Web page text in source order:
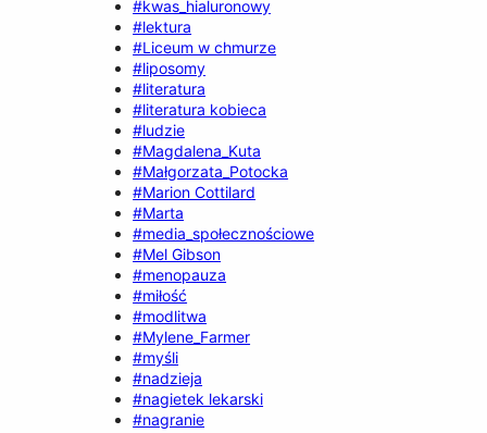
#kwas_hialuronowy
#lektura
#Liceum w chmurze
#liposomy
#literatura
#literatura kobieca
#ludzie
#Magdalena_Kuta
#Małgorzata_Potocka
#Marion Cottilard
#Marta
#media_społecznościowe
#Mel Gibson
#menopauza
#miłość
#modlitwa
#Mylene_Farmer
#myśli
#nadzieja
#nagietek lekarski
#nagranie